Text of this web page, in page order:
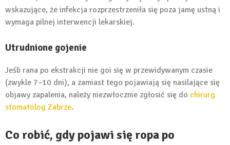
wskazujące, że infekcja rozprzestrzeniła się poza jamę ustną i
wymaga pilnej interwencji lekarskiej.
Utrudnione gojenie
Jeśli rana po ekstrakcji nie goi się w przewidywanym czasie
(zwykle 7–10 dni), a zamiast tego pojawiają się nasilające się
objawy zapalenia, należy niezwłocznie zgłosić się do chirurg
stomatolog Zabrze.
Co robić, gdy pojawi się ropa po